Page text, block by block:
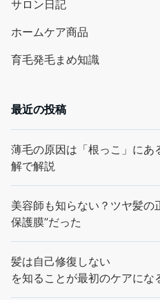
サロン日記
ホームケア商品
育毛発毛まめ知識
最近の投稿
薄毛の原因は「根っこ」にあ
解で解説
美容師も知らない？ツヤ髪の
保護膜”だった
髪は自己修復し
を知ることが最初のケアにな